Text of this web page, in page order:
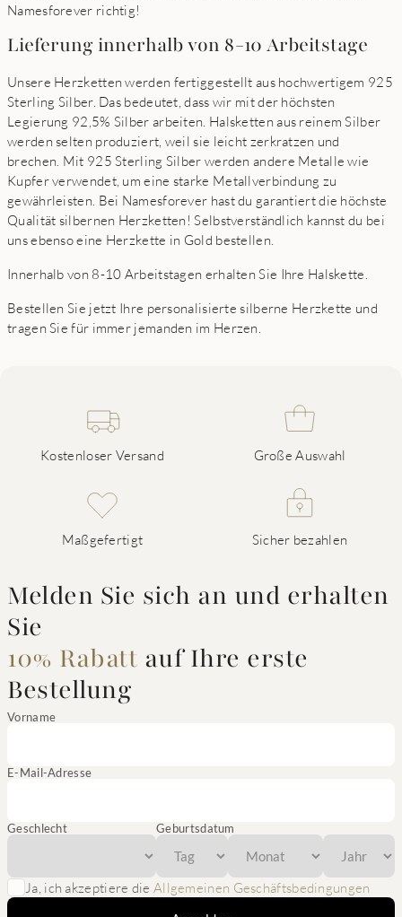
Namesforever richtig!
Lieferung innerhalb von 8-10 Arbeitstage
Unsere Herzketten werden fertiggestellt aus hochwertigem 925
Sterling Silber. Das bedeutet, dass wir mit der höchsten
Legierung 92,5% Silber arbeiten. Halsketten aus reinem Silber
werden selten produziert, weil sie leicht zerkratzen und
brechen. Mit 925 Sterling Silber werden andere Metalle wie
Kupfer verwendet, um eine starke Metallverbindung zu
gewährleisten. Bei Namesforever hast du garantiert die höchste
Qualität silbernen Herzketten! Selbstverständlich kannst du bei
uns ebenso eine Herzkette in Gold bestellen.
Innerhalb von 8-10 Arbeitstagen erhalten Sie Ihre Halskette.
Bestellen Sie jetzt Ihre personalisierte silberne Herzkette und
tragen Sie für immer jemanden im Herzen.
Kostenloser Versand Große Auswahl
Maßgefertigt Sicher bezahlen
Melden Sie sich an und erhalten
Sie
10% Rabatt auf Ihre erste
Bestellung
Vorname
E-Mail-Adresse
Geschlecht Geburtsdatum
Ja, ich akzeptiere die Allgemeinen Geschäftsbedingungen